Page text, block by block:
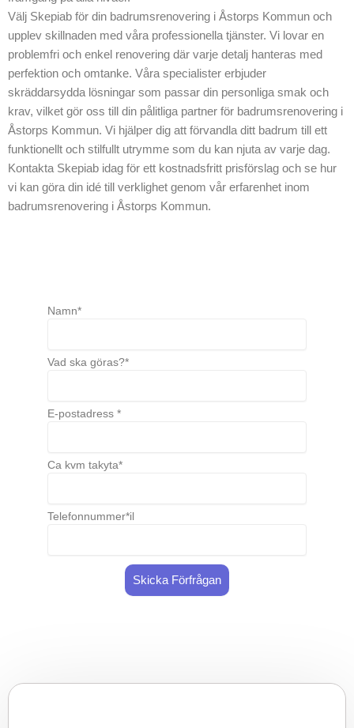
Välj Skepiab för din badrumsrenovering i Åstorps Kommun och
upplev skillnaden med våra professionella tjänster. Vi lovar en
problemfri och enkel renovering där varje detalj hanteras med
perfektion och omtanke. Våra specialister erbjuder
skräddarsydda lösningar som passar din personliga smak och
krav, vilket gör oss till din pålitliga partner för badrumsrenovering i
Åstorps Kommun. Vi hjälper dig att förvandla ditt badrum till ett
funktionellt och stilfullt utrymme som du kan njuta av varje dag.
Kontakta Skepiab idag för ett kostnadsfritt prisförslag och se hur
vi kan göra din idé till verklighet genom vår erfarenhet inom
badrumsrenovering i Åstorps Kommun.
Namn*
Vad ska göras?*
E-postadress *
Ca kvm takyta*
Telefonnummer*il
Skicka Förfrågan